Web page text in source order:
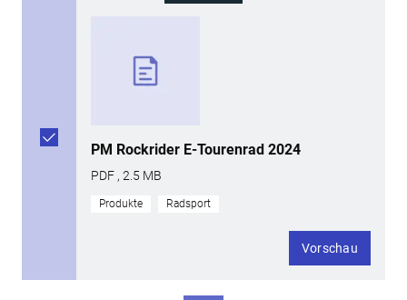
PM Rockrider E-Tourenrad 2024
PDF , 2.5 MB
Produkte Radsport
Vorschau